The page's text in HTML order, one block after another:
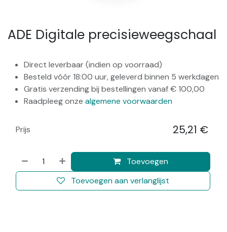
ADE Digitale precisieweegschaal
Direct leverbaar (indien op voorraad)
Besteld vóór 18:00 uur, geleverd binnen 5 werkdagen
Gratis verzending bij bestellingen vanaf € 100,00
Raadpleeg onze algemene voorwaarden
Toevoegen
Toevoegen aan verlanglijst
Prijs 25,21 €